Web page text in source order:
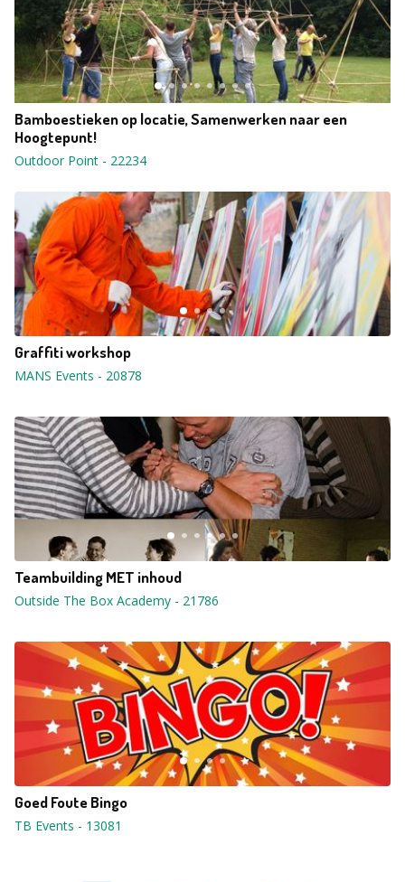
Bamboestieken op locatie, Samenwerken naar een
Hoogtepunt!
Outdoor Point - 22234
Graffiti workshop
MANS Events - 20878
Teambuilding MET inhoud
Outside The Box Academy - 21786
Goed Foute Bingo
TB Events - 13081